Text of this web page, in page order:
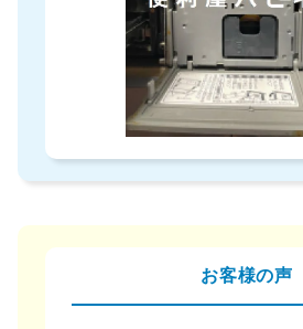
お客様の声